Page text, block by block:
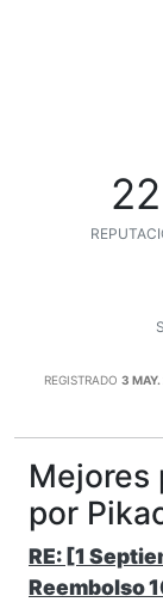
22
REGISTRADO 3
Mejores
por
RE: [1
Reembolso